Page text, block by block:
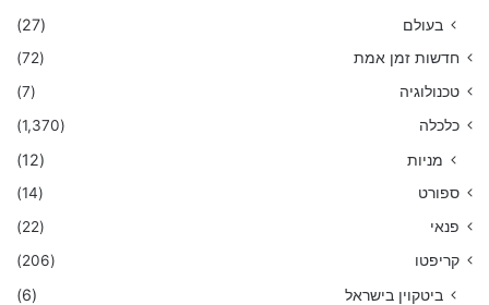
בעולם (27)
חדשות זמן אמת
(72)
טכנולוגיה
(7)
כלכלה
(1,370)
מניות (12)
ספורט
(14)
פנאי
(22)
קריפטו
(206)
ביטקוין בישראל (6)